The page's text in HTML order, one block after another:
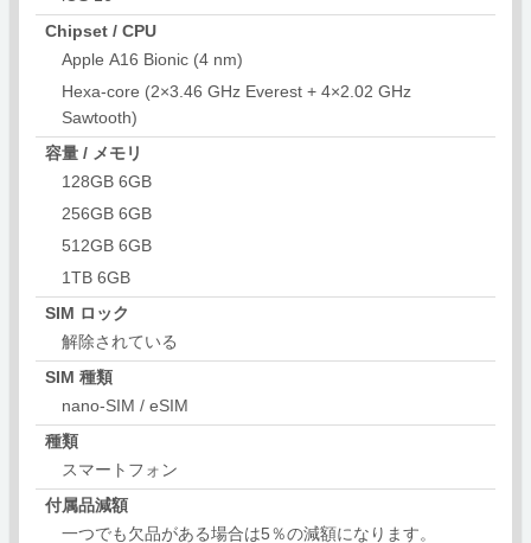
Chipset / CPU
Apple A16 Bionic (4 nm)
Hexa-core (2×3.46 GHz Everest + 4×2.02 GHz
Sawtooth)
容量 / メモリ
128GB 6GB
256GB 6GB
512GB 6GB
1TB 6GB
SIM ロック
解除されている
SIM 種類
nano-SIM / eSIM
種類
スマートフォン
付属品減額
一つでも欠品がある場合は5％の減額になります。